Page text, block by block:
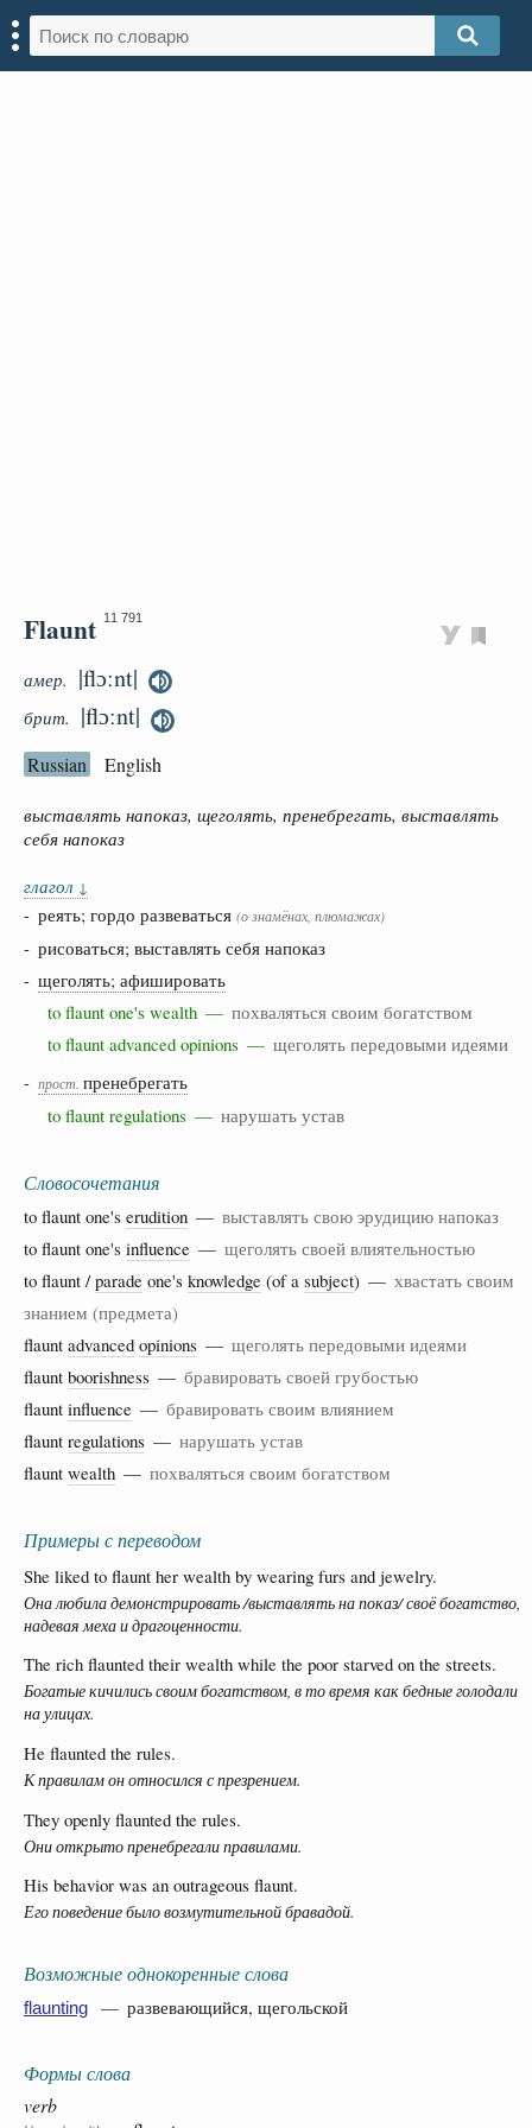
Flaunt 11 791
амер. |flɔːnt|
брит. |flɔːnt|
Russian English
выставлять напоказ, щеголять, пренебрегать, выставлять
себя напоказ
глагол ↓
- реять; гордо развеваться (о знамёнах, плюмажах)
- рисоваться; выставлять себя напоказ
- щеголять; афишировать
to flaunt one's wealth — похваляться своим богатством
to flaunt advanced opinions — щеголять передовыми идеями
- прост. пренебрегать
to flaunt regulations — нарушать устав
Словосочетания
to flaunt one's erudition — выставлять свою эрудицию напоказ
to flaunt one's influence — щеголять своей влиятельностью
to flaunt / parade one's knowledge (of a subject) — хвастать своим
знанием (предмета)
flaunt advanced opinions — щеголять передовыми идеями
flaunt boorishness — бравировать своей грубостью
flaunt influence — бравировать своим влиянием
flaunt regulations — нарушать устав
flaunt wealth — похваляться своим богатством
Примеры с переводом
She liked to flaunt her wealth by wearing furs and jewelry.
Она любила демонстрировать /выставлять на показ/ своё богатство,
надевая меха и драгоценности.
The rich flaunted their wealth while the poor starved on the streets.
Богатые кичились своим богатством, в то время как бедные голодали
на улицах.
He flaunted the rules.
К правилам он относился с презрением.
They openly flaunted the rules.
Они открыто пренебрегали правилами.
His behavior was an outrageous flaunt.
Его поведение было возмутительной бравадой.
Возможные однокоренные слова
flaunting — развевающийся, щегольской
Формы слова
verb